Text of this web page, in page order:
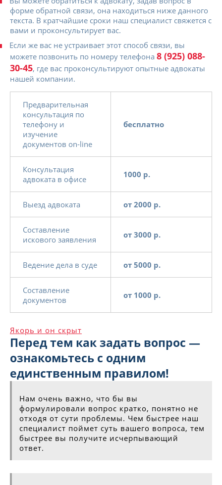
форме обратной связи, она находиться ниже данного
текста. В кратчайшие сроки наш специалист свяжется с
вами и проконсультирует вас.
Если же вас не устраивает этот способ связи, вы
можете позвонить по номеру телефона 8 (925) 088-
30-45, где вас проконсультируют опытные адвокаты
нашей компании.
Предварительная
консультация по
телефону и
изучение
документов on-line
бесплатно
Консультация
адвоката в офисе
1000 р.
Выезд адвоката от 2000 р.
Составление
искового заявления
от 3000 р.
Ведение дела в суде от 5000 р.
Составление
документов
от 1000 р.
Якорь и он скрыт
Перед тем как задать вопрос —
ознакомьтесь с одним
единственным правилом!
Нам очень важно, что бы вы
формулировали вопрос кратко, понятно не
отходя от сути проблемы. Чем быстрее наш
специалист поймет суть вашего вопроса, тем
быстрее вы получите исчерпывающий
ответ.